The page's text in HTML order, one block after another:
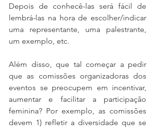
Depois de conhecê-las será fácil de
lembrá-las na hora de escolher/indicar
uma representante, uma palestrante,
um exemplo, etc.
Além disso, que tal começar a pedir
que as comissões organizadoras dos
eventos se preocupem em incentivar,
aumentar e facilitar a participação
feminina? Por exemplo, as comissões
devem 1) refletir a diversidade que se